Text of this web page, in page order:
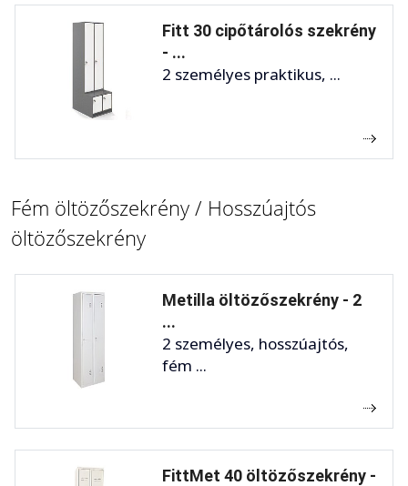
Fitt 30 cipőtárolós szekrény
- ...
2 személyes praktikus, ...
Fém öltözőszekrény / Hosszúajtós
öltözőszekrény
Metilla öltözőszekrény - 2
...
2 személyes, hosszúajtós,
fém ...
FittMet 40 öltözőszekrény -